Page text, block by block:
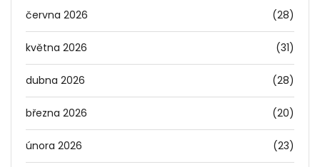
června 2026 (28)
května 2026 (31)
dubna 2026 (28)
března 2026 (20)
února 2026 (23)